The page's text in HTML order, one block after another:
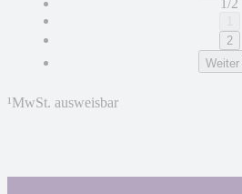
2
Weiter
¹MwSt. ausweisbar